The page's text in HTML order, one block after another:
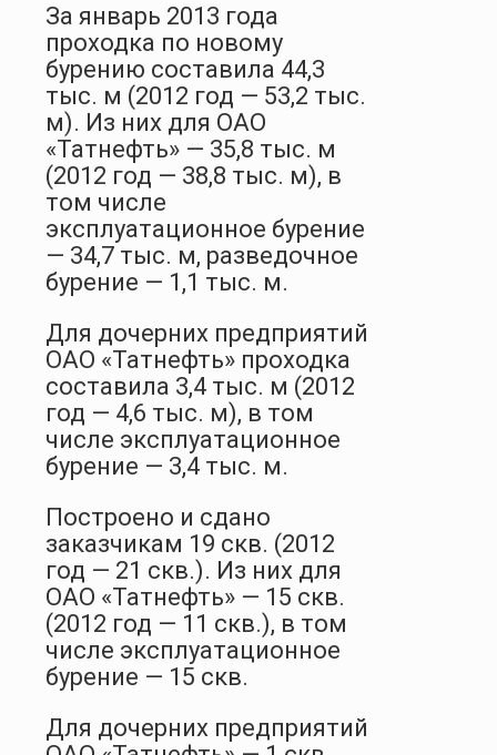
За январь 2013 года
проходка по новому
бурению составила 44,3
тыс. м (2012 год — 53,2 тыс.
м). Из них для ОАО
«Татнефть» — 35,8 тыс. м
(2012 год — 38,8 тыс. м), в
том числе
эксплуатационное бурение
— 34,7 тыс. м, разведочное
бурение — 1,1 тыс. м.
Для дочерних предприятий
ОАО «Татнефть» проходка
составила 3,4 тыс. м (2012
год — 4,6 тыс. м), в том
числе эксплуатационное
бурение — 3,4 тыс. м.
Построено и сдано
заказчикам 19 скв. (2012
год — 21 скв.). Из них для
ОАО «Татнефть» — 15 скв.
(2012 год — 11 скв.), в том
числе эксплуатационное
бурение — 15 скв.
Для дочерних предприятий